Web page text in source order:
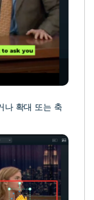
나 확대 또는 축